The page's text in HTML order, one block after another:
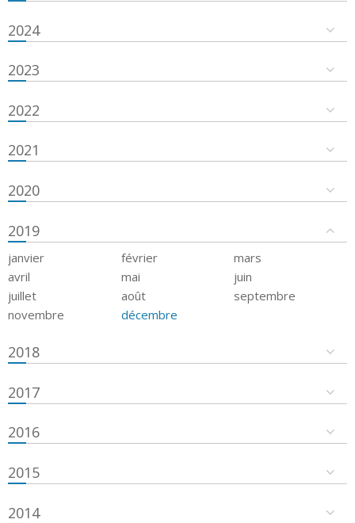
2024
2023
2022
2021
2020
2019
janvier février
mars
avril
mai
juin
juillet
août
septembre
novembre
décembre
2018
2017
2016
2015
2014